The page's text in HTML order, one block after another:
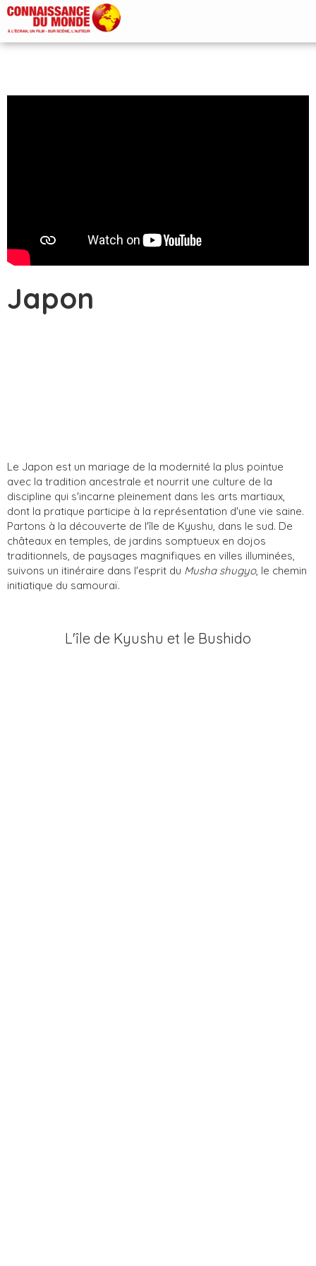
Japon
L'île de Kyushu et le Bushido
Le Japon est un mariage de la modernité la plus pointue
avec la tradition ancestrale et nourrit une culture de la
discipline qui s'incarne pleinement dans les arts martiaux,
dont la pratique participe à la représentation d'une vie saine.
Partons à la découverte de l'île de Kyushu, dans le sud. De
châteaux en temples, de jardins somptueux en dojos
traditionnels, de paysages magnifiques en villes illuminées,
suivons un itinéraire dans l'esprit du Musha shugyo, le chemin
initiatique du samouraï.